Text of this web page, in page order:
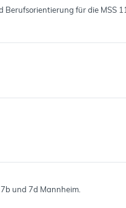
Berufsorientierung für die MSS
und 7d Mannheim.